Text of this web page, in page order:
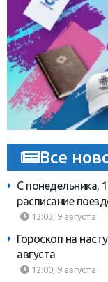
Все
С понедельника,
расписание
13:03, 9 августа
Гороскоп на
августа
12:00, 9 августа